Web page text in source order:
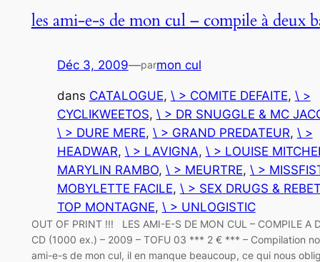
les ami-e-s de mon cul – compile à deux
Déc 3, 2009—parmon cul
dans CATALOGUE, \ > COMITE DEFAITE, \ >
CYCLIKWEETOS, \ > DR SNUGGLE & MC
\ > DURE MERE, \ > GRAND PREDATEUR, \ >
HEADWAR, \ > LAVIGNA, \ > LOUISE
MARYLIN RAMBO, \ > MEURTRE, \ >
MOBYLETTE FACILE, \ > SEX DRUGS &
TOP MONTAGNE, \ > UNLOGISTIC
OUT OF PRINT !!! LES AMI-E-S DE MON CUL – COMPILE A
CD (1000 ex.) – 2009 – TOFU 03 *** 2 € *** – Compilation
ami-e-s de mon cul, il en manque beaucoup, ce qui nous